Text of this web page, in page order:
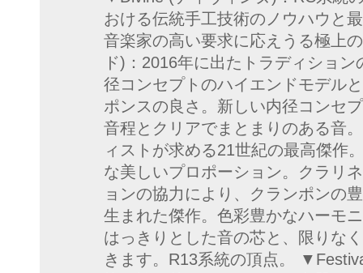
おける伝統手工技術のノウハウと
音楽家の高い要求に応えうる極上
ド)：2016年に出たトラディショ
径コンセプトのハイエンドモデル
ポンスの良さ。新しい内径コンセ
音程とクリアでまとまりのある音
ィストが求める21世紀の最高傑作
な美しいプロポーション。クラリ
ョンの協力により、クランポンの
生まれた傑作。色彩豊かなハーモ
はっきりとした音の芯と、限りな
きます。R13系統の頂点。